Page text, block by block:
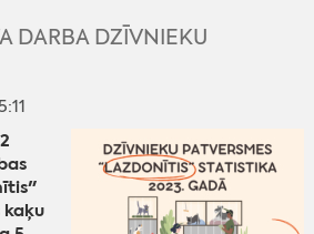
DARBA DZĪVNIEKU